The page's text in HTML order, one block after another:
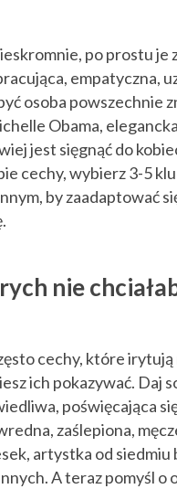
po prostu
empatyczna,
osoba powszechnie
Obama,
jest sięgnąć do
cechy, wybierz 3-5
by zaadaptować
nie
cechy, które
ich pokazywać. Daj
poświęcająca
zaślepiona,
artystka od siedmiu
A teraz pomyśl